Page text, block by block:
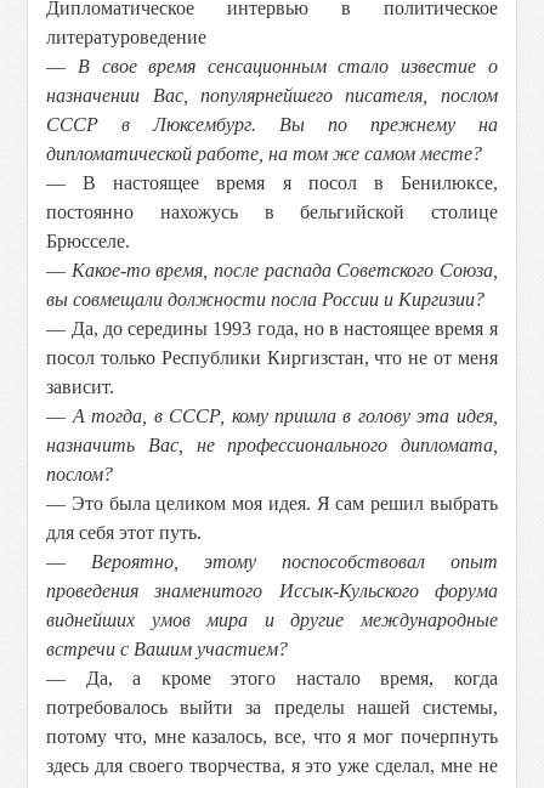
Дипломатическое интервью в политическое
литературоведение
— В свое время сенсационным стало известие о
назначении Вас, популярнейшего писателя, послом
СССР в Люксембург. Вы по прежнему на
дипломатической работе, на том же самом месте?
— В настоящее время я посол в Бенилюксе,
постоянно нахожусь в бельгийской столице
Брюсселе.
— Какое-то время, после распада Советского Союза,
вы совмещали должности посла России и Киргизии?
— Да, до середины 1993 года, но в настоящее время я
посол только Республики Киргизстан, что не от меня
зависит.
— А тогда, в СССР, кому пришла в голову эта идея,
назначить Вас, не профессионального дипломата,
послом?
— Это была целиком моя идея. Я сам решил выбрать
для себя этот путь.
— Вероятно, этому поспособствовал опыт
проведения знаменитого Иссык-Кульского форума
виднейших умов мира и другие международные
встречи с Вашим участием?
— Да, а кроме этого настало время, когда
потребовалось выйти за пределы нашей системы,
потому что, мне казалось, все, что я мог почерпнуть
здесь для своего творчества, я это уже сделал, мне не